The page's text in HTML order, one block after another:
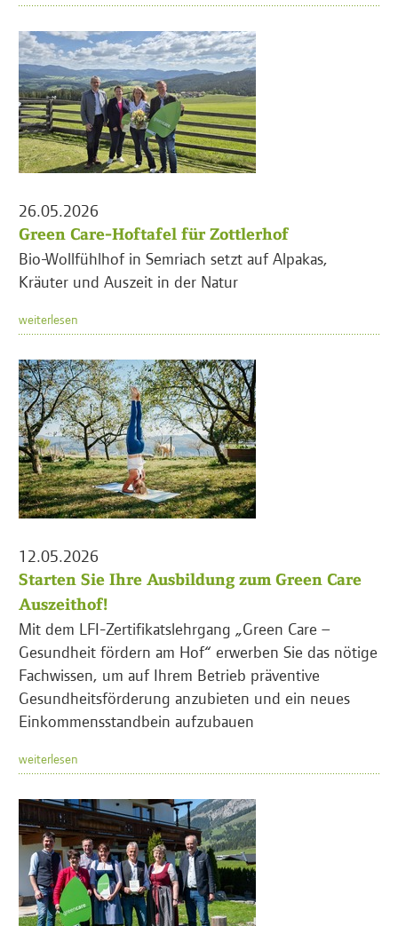
26.05.2026
Green Care-Hoftafel für Zottlerhof
Bio-Wollfühlhof in Semriach setzt auf Alpakas,
Kräuter und Auszeit in der Natur
weiterlesen
12.05.2026
Starten Sie Ihre Ausbildung zum Green Care
Auszeithof!
Mit dem LFI-Zertifikatslehrgang „Green Care –
Gesundheit fördern am Hof“ erwerben Sie das nötige
Fachwissen, um auf Ihrem Betrieb präventive
Gesundheitsförderung anzubieten und ein neues
Einkommensstandbein aufzubauen
weiterlesen